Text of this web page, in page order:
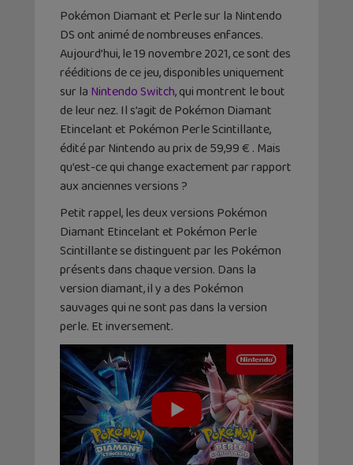
Pokémon Diamant et Perle sur la Nintendo
DS ont animé de nombreuses enfances.
Aujourd’hui, le 19 novembre 2021, ce sont des
rééditions de ce jeu, disponibles uniquement
sur la Nintendo Switch, qui montrent le bout
de leur nez. Il s’agit de Pokémon Diamant
Etincelant et Pokémon Perle Scintillante,
édité par Nintendo au prix de 59,99 € . Mais
qu’est-ce qui change exactement par rapport
aux anciennes versions ?
Petit rappel, les deux versions Pokémon
Diamant Etincelant et Pokémon Perle
Scintillante se distinguent par les Pokémon
présents dans chaque version. Dans la
version diamant, il y a des Pokémon
sauvages qui ne sont pas dans la version
perle. Et inversement.